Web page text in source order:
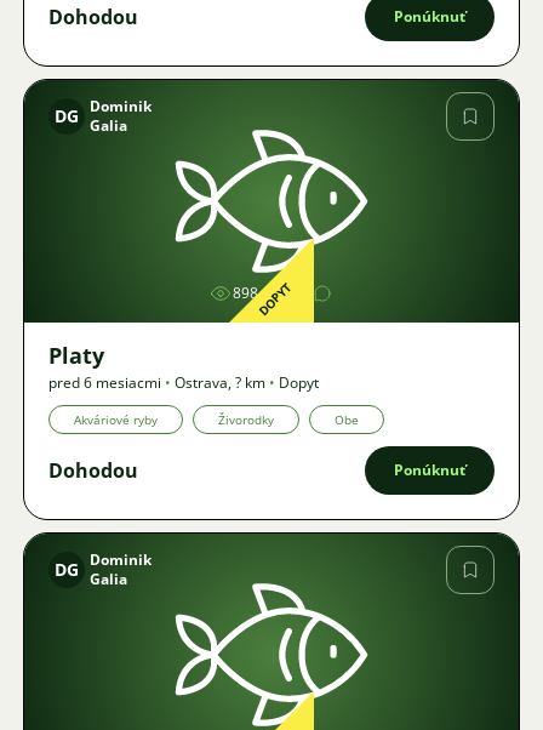
Dohodou Ponúknuť
Obrázok
DG
Dominik
Galia
898DOPYT
Platy
pred 6 mesiacmi • Ostrava,? km • Dopyt
Akváriové ryby Živorodky Obe
Dohodou Ponúknuť
Obrázok
DG
Dominik
Galia